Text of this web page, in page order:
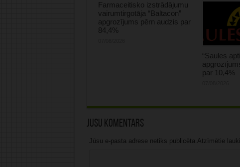
Farmaceitisko izstrādājumu
vairumtirgotāja “Baltacon”
apgrozījums pērn audzis par
84,4%
“Saules
par 10,4%
Jūsu komentārs
Jūsu e-pasta adrese netiks publicēta.Atzīmētie